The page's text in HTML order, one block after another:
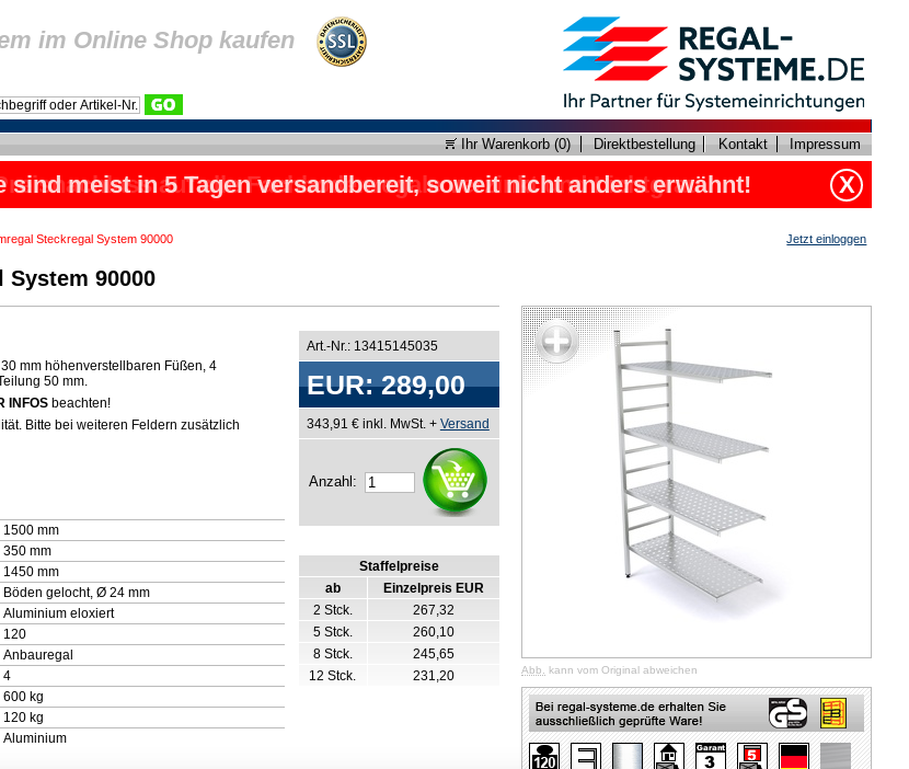
im Online Shop kaufen
Ihr Warenkorb (0) Direktbestellung Kontakt Impressum
meist in 5 Tagen versandbereit, soweit nicht anders erwähnt! X
Jetzt einloggen
Steckregal System 90000
90000
Abb. kann vom Original abweichen
Art.-Nr.: 13415145035
EUR: 289,00
343,91 € inkl. MwSt. + Versand
Anzahl:
Staffelpreise
ab
Einzelpreis EUR
2 Stck.
267,32
5 Stck.
260,10
8 Stck.
245,65
12 Stck.
231,20
mm höhenverstellbaren Füßen, 4
50 mm.
INFOS beachten!
Bitte bei weiteren Feldern zusätzlich
1500 mm
350 mm
1450 mm
Böden gelocht, Ø 24 mm
Aluminium eloxiert
120
Anbauregal
4
600 kg
120 kg
Aluminium